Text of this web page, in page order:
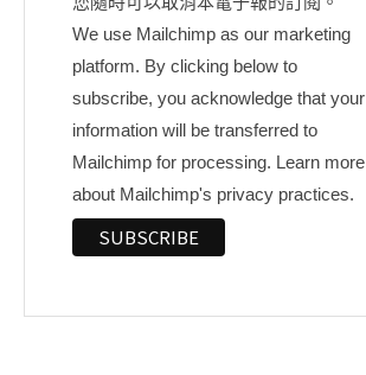
We use Mailchimp as our marketing
platform. By clicking below to
subscribe, you acknowledge that your
information will be transferred to
Mailchimp for processing. Learn more
about Mailchimp's privacy practices.